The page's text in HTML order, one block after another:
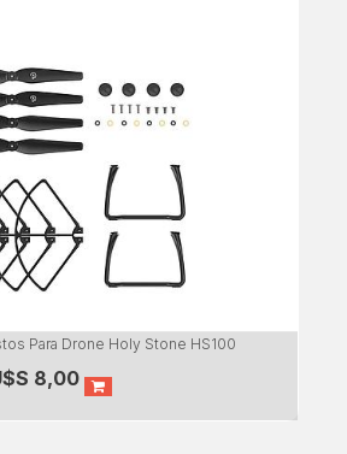
Para Drone Holy Stone HS100
8,00